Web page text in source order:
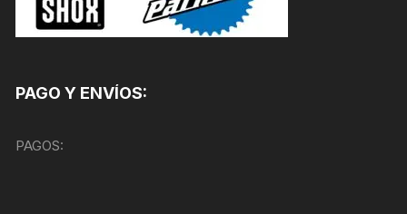
PAGO Y ENVÍOS:
PAGOS: